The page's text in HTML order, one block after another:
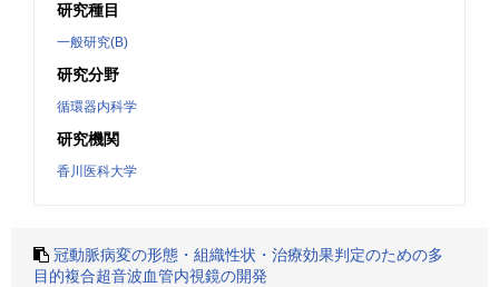
研究種目
一般研究(B)
研究分野
循環器内科学
研究機関
香川医科大学
冠動脈病変の形態・組織性状・治療効果判定のための多
目的複合超音波血管内視鏡の開発